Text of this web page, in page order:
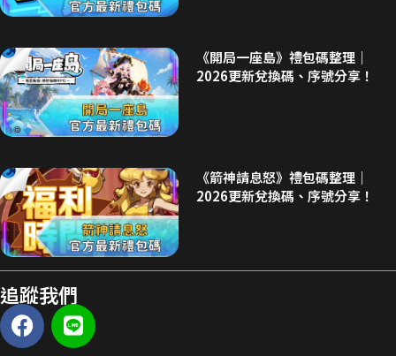
《開局一座島》禮包碼整理｜
2026更新兌換碼、序號分享！
《箭神請息怒》禮包碼整理｜
2026更新兌換碼、序號分享！
追蹤我們